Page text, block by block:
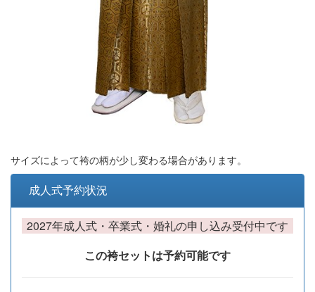
サイズによって袴の柄が少し変わる場合があります。
成人式予約状況
2027年成人式・卒業式・婚礼の申し込み受付中です
この袴セットは予約可能です